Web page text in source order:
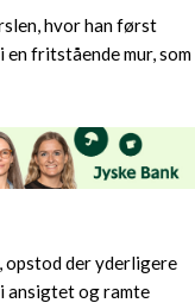
hvor han først
fritstående mur, som
der yderligere
ansigtet og ramte